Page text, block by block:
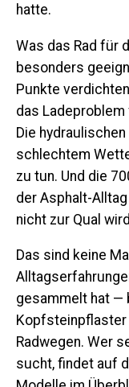
hatte.
Was das Rad für
besonders
Punkte
das Ladeproblem
Die
schlechtem
zu tun. Und die
der Asphalt-
nicht zur Qual
Das sind keine
gesammelt hat —
Radwegen. Wer
sucht, findet auf